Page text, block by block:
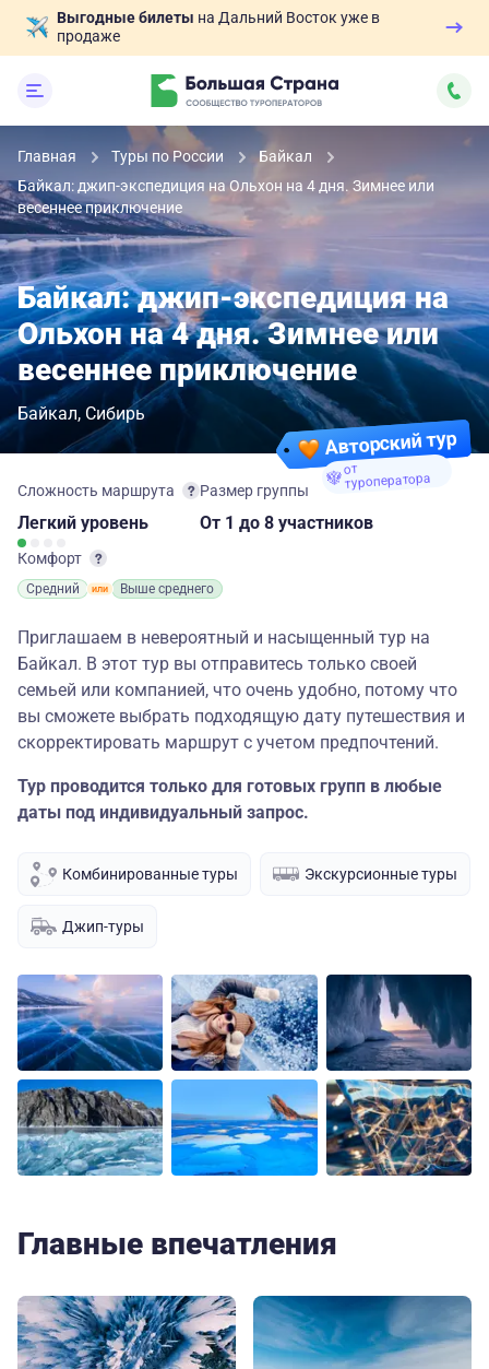
Выгодные билеты на Дальний Восток уже в
продаже
Главная Туры по России
Байкал
Байкал: джип-экспедиция на Ольхон на 4 дня. Зимнее или
весеннее приключение
Авторский тур
от
туроператора
Байкал: джип-экспедиция на
Ольхон на 4 дня. Зимнее или
весеннее приключение
Байкал Сибирь
Сложность маршрута
Легкий уровень
Комфорт
Средний Выше среднего
Размер группы
От 1 до 8 участников
Приглашаем в невероятный и насыщенный тур на
Байкал. В этот тур вы отправитесь только своей
семьей или компанией, что очень удобно, потому что
вы сможете выбрать подходящую дату путешествия и
скорректировать маршрут с учетом предпочтений.
Тур проводится только для готовых групп в любые
даты под индивидуальный запрос.
Комбинированные туры Экскурсионные туры
Джип-туры
Главные впечатления